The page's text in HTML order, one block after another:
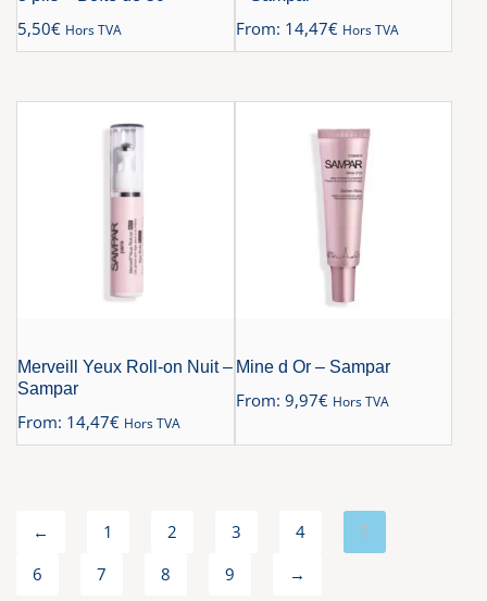
5,50€ Hors TVA From: 14,47€ Hors TVA
Merveill Yeux Roll-on Nuit –
Sampar
From: 14,47€ Hors TVA
Mine d Or – Sampar
From: 9,97€ Hors TVA
← 1 2 3 4
5
6
7 8 9 →